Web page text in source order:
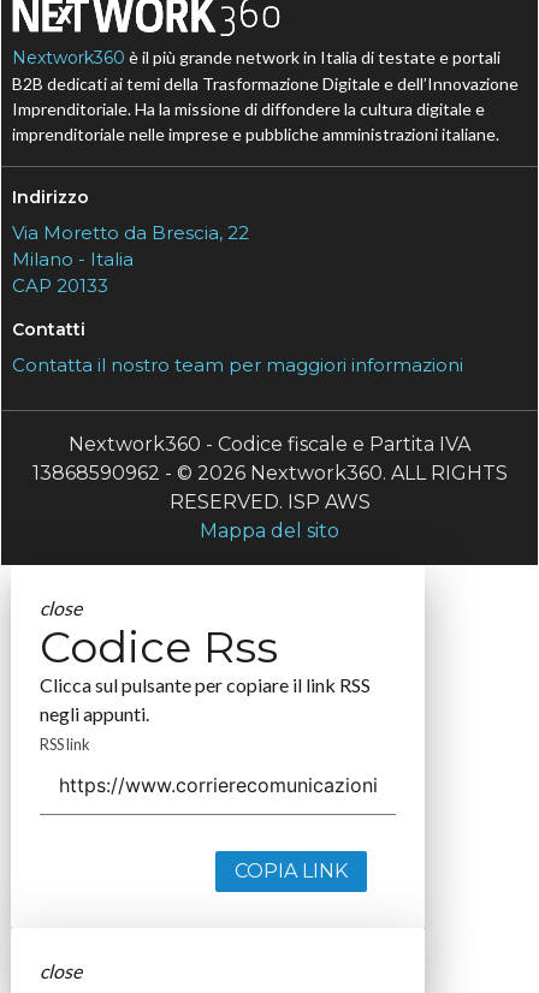
Nextwork360 è il più grande network in Italia di testate e portali
B2B dedicati ai temi della Trasformazione Digitale e dell’Innovazione
Imprenditoriale. Ha la missione di diffondere la cultura digitale e
imprenditoriale nelle imprese e pubbliche amministrazioni italiane.
Indirizzo
Via Moretto da Brescia, 22
Milano - Italia
CAP 20133
Contatti
Contatta il nostro team per maggiori informazioni
Nextwork360 - Codice fiscale e Partita IVA
13868590962 - © 2026 Nextwork360. ALL RIGHTS
RESERVED. ISP AWS
Mappa del sito
close
Codice Rss
Clicca sul pulsante per copiare il link RSS
negli appunti.
RSS link
COPIA LINK
close